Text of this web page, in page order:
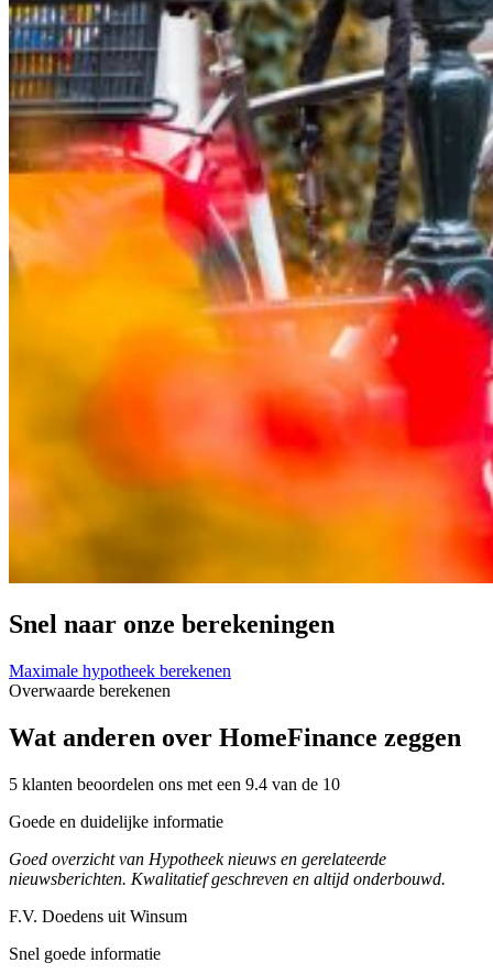
Snel naar onze berekeningen
Maximale hypotheek berekenen
Overwaarde berekenen
Wat anderen over HomeFinance zeggen
5 klanten beoordelen ons met een 9.4 van de 10
Goede en duidelijke informatie
Goed overzicht van Hypotheek nieuws en gerelateerde
nieuwsberichten. Kwalitatief geschreven en altijd onderbouwd.
F.V. Doedens uit Winsum
Snel goede informatie